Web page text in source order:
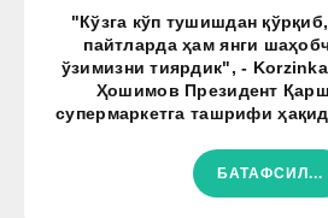
"Кўзга кўп тушишдан
пайтларда ҳам янги
ўзимизни тиярдик", -
Ҳошимов Президент
супермаркетга ташрифи
БАТАФСИЛ...